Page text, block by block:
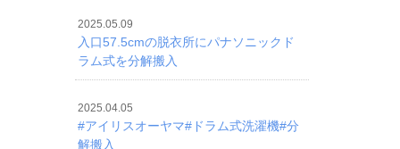
2025.05.09
入口57.5cmの脱衣所にパナソニックド
ラム式を分解搬入
2025.04.05
#アイリスオーヤマ#ドラム式洗濯機#分
解搬入